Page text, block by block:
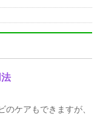
ケアもできますが、